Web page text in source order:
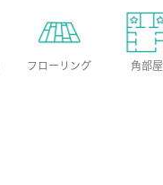
フローリング 角部屋